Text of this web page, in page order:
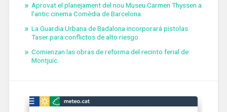
Aprovat el planejament del nou Museu Carmen Thyssen a
l’antic cinema Comèdia de Barcelona
La Guardia Urbana de Badalona incorporará pistolas
Taser para conflictos de alto riesgo
Comienzan las obras de reforma del recinto ferial de
Montjuïc